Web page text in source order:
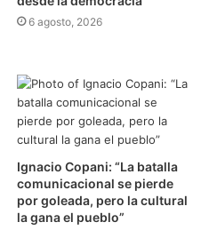
6 agosto, 2026
Ignacio Copani: “La batalla
comunicacional se pierde
por goleada, pero la cultural
la gana el pueblo”